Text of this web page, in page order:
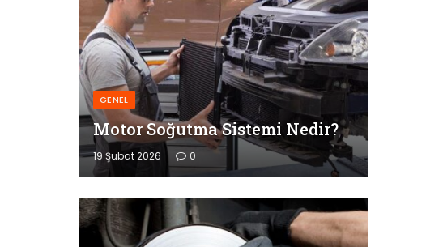
GENEL
Motor Soğutma Sistemi Nedir?
19 Şubat 2026 0